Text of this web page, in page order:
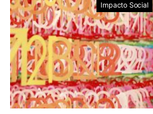
Impacto Social